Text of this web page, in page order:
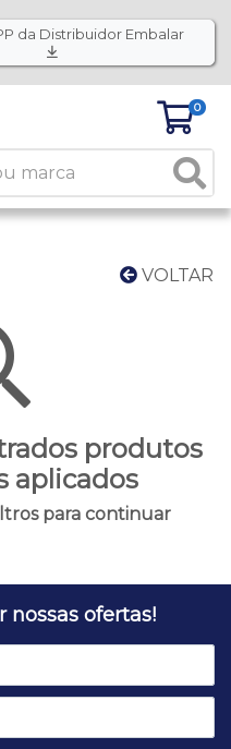
da Distribuidor Embalar
0
VOLTAR
produtos
aplicados
para continuar
nossas ofertas!